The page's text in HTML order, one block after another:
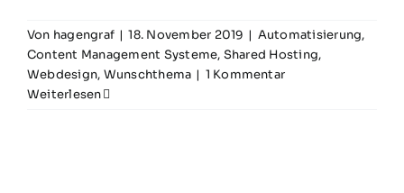
Von hagengraf | 18. November 2019 | Automatisierung,
Content Management Systeme, Shared Hosting,
Webdesign, Wunschthema | 1 Kommentar
Weiterlesen